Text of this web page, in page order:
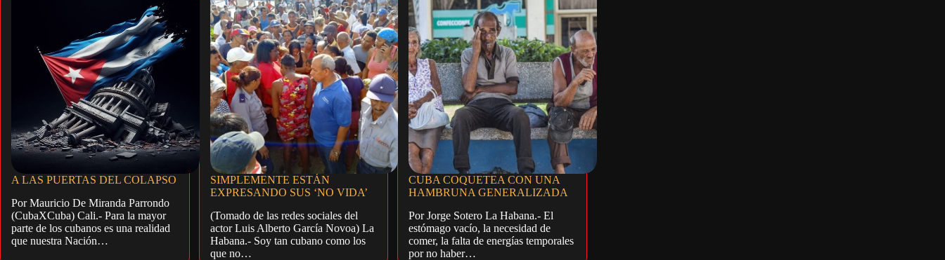
A LAS PUERTAS DEL COLAPSO
Por Mauricio De Miranda Parrondo
(CubaXCuba) Cali.- Para la mayor
parte de los cubanos es una realidad
que nuestra Nación…
SIMPLEMENTE ESTÁN
EXPRESANDO SUS ‘NO VIDA’
(Tomado de las redes sociales del
actor Luis Alberto García Novoa) La
Habana.- Soy tan cubano como los
que no…
CUBA COQUETEA CON UNA
HAMBRUNA GENERALIZADA
Por Jorge Sotero La Habana.- El
estómago vacío, la necesidad de
comer, la falta de energías temporales
por no haber…